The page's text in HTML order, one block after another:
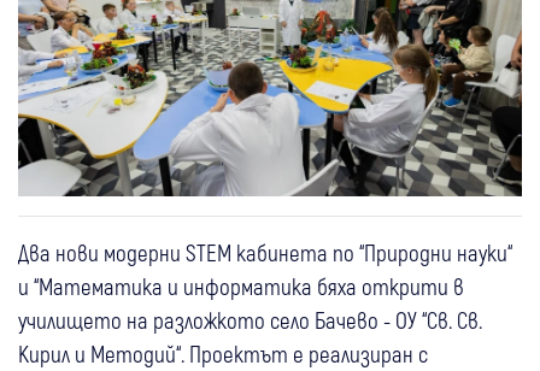
Два нови модерни STEM кабинета по “Природни науки“
и “Математика и информатика бяха открити в
училището на разложкото село Бачево - ОУ “Св. Св.
Кирил и Методий“. Проектът е реализиран с